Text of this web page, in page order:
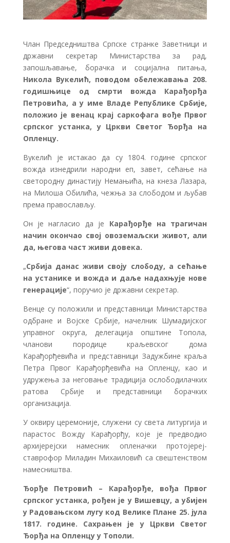
Члан Председништва Српске странке Заветници и
државни секретар Министарства за рад,
запошљавање, борачка и социјална питања,
Никола Вукелић, поводом обележавања 208.
годишњице од смрти вожда Карађорђа
Петровића, а у име Владе Републике Србије,
положио је венац крај саркофага вође Првог
српског устанка, у Цркви Светог Ђорђа на
Опленцу.
Вукелић је истакао да су 1804. године српског
вожда изнедрили народни еп, завет, сећање на
светородну династију Немањића, на кнеза Лазара,
на Милоша Обилића, чежња за слободом и љубав
према православљу.
Он је нагласио да је Карађорђе на трагичан
начин окончао свој овоземаљски живот, али
да, његова част живи довека.
„Србија данас живи своју слободу, а сећање
на устанике и вожда и даље надахњује нове
генерације“, поручио је државни секретар.
Венце су положили и представници Министарства
одбране и Војске Србије, начелник Шумадијског
управног округа, делегација општине Топола,
чланови породице краљевског дома
Карађорђевића и представници Задужбине краља
Петра Првог Карађорђевића на Опленцу, као и
удружења за неговање традиција ослободилачких
ратова Србије и представници борачких
организација.
У оквиру церемоније, служени су света литургија и
парастос Вожду Карађорђу, које је предводио
архијерејски намесник опленачки протојереј-
ставрофор Миладин Михаиловић са свештенством
намесништва.
Ђорђе Петровић – Карађорђе, вођа Првог
српског устанка, рођен је у Вишевцу, а убијен
у Радовањском лугу код Велике Плане 25. јула
1817. године. Сахрањен је у Цркви Светог
Ђорђа на Опленцу у Тополи.